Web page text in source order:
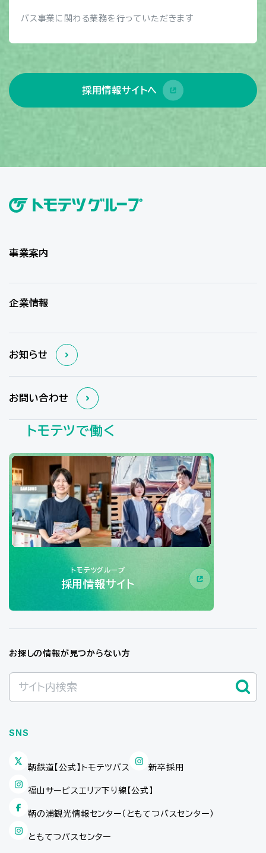
バス事業に関わる業務を行っていただきます
採用情報サイトへ
事業案内
企業情報
お知らせ
お問い合わせ
トモテツで働く
トモテツグループ
採用情報サイト
お探しの情報が見つからない方
SNS
鞆鉄道【公式】トモテツバス 新卒採用
福山サービスエリア下り線【公式】
鞆の浦観光情報センター（ともてつバスセンター）
ともてつバスセンター